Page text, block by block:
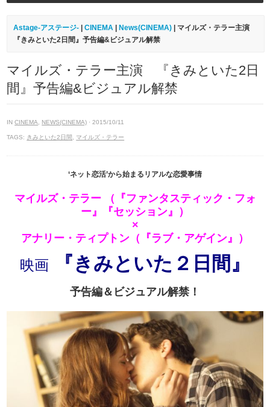
Astage-アステージ- |CINEMA News(CINEMA) | マイルズ・テラー主演
『きみといた2日間』予告編&ビジュアル解禁
マイルズ・テラー主演 『きみといた2日
間』予告編&ビジュアル解禁
INCINEMA NEWS(CINEMA) · 2015/10/11
TAGS: きみといた2日間 マイルズ・テラー
‘ネット恋活’から始まるリアルな恋愛事情
マイルズ・テラー （『ファンタスティック・フォ
ー』『セッション』）
×
アナリー・ティプトン（『ラブ・アゲイン』）
映画 『きみといた２日間』
予告編＆ビジュアル解禁！